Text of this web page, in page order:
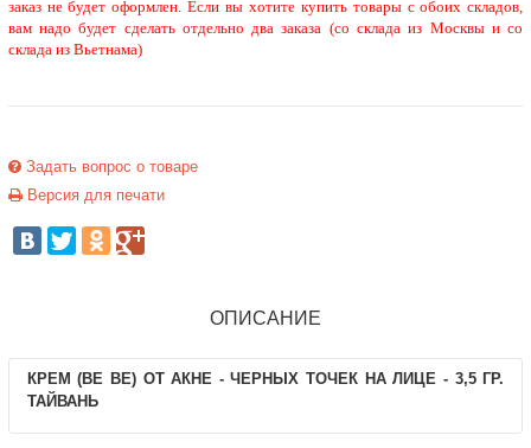
заказ не будет оформлен. Если вы хотите купить товары с обоих складов,
вам надо будет сделать отдельно два заказа (со склада из Москвы и со
склада из Вьетнама)
Задать вопрос о товаре
Версия для печати
ОПИСАНИЕ
КРЕМ (BE BE) ОТ АКНЕ - ЧЕРНЫХ ТОЧЕК НА ЛИЦЕ - 3,5 ГР.
ТАЙВАНЬ